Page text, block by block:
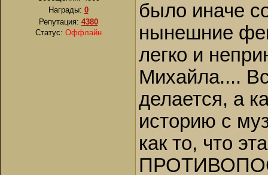
Награды: 0
Репутация: 4380
Статус: Оффлайн
было иначе
нынешние
легко и
Михайла....
делается, а
историю с
как то, что